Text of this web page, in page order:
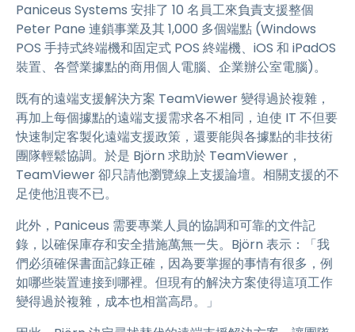
Paniceus Systems 安排了 10 名員工來負責支援整個
Peter Pane 連鎖事業及其 1,000 多個端點 (Windows
POS 手持式終端機和固定式 POS 終端機、iOS 和 iPadOS
裝置、各營業據點的商用個人電腦、企業辦公室電腦)。
既有的遠端支援解決方案 TeamViewer 變得過於複雜，
再加上每個據點的遠端支援需求各不相同，迫使 IT 不但要
快速制定客製化遠端支援政策，還要能與各據點的非技術
團隊輕鬆協調。於是 Björn 求助於 TeamViewer，
TeamViewer 卻只請他瀏覽線上支援論壇。相關支援的不
足使他沮喪不已。
此外，Paniceus 需要專業人員的協調和可靠的文件記
錄，以確保庫存和安全措施萬無一失。Björn 表示：「我
們必須確保書面記錄正確，因為要掌握的事情有很多，例
如哪些裝置連接到哪裡。但現有的解決方案使得這項工作
變得過於複雜，成本也相當高昂。」